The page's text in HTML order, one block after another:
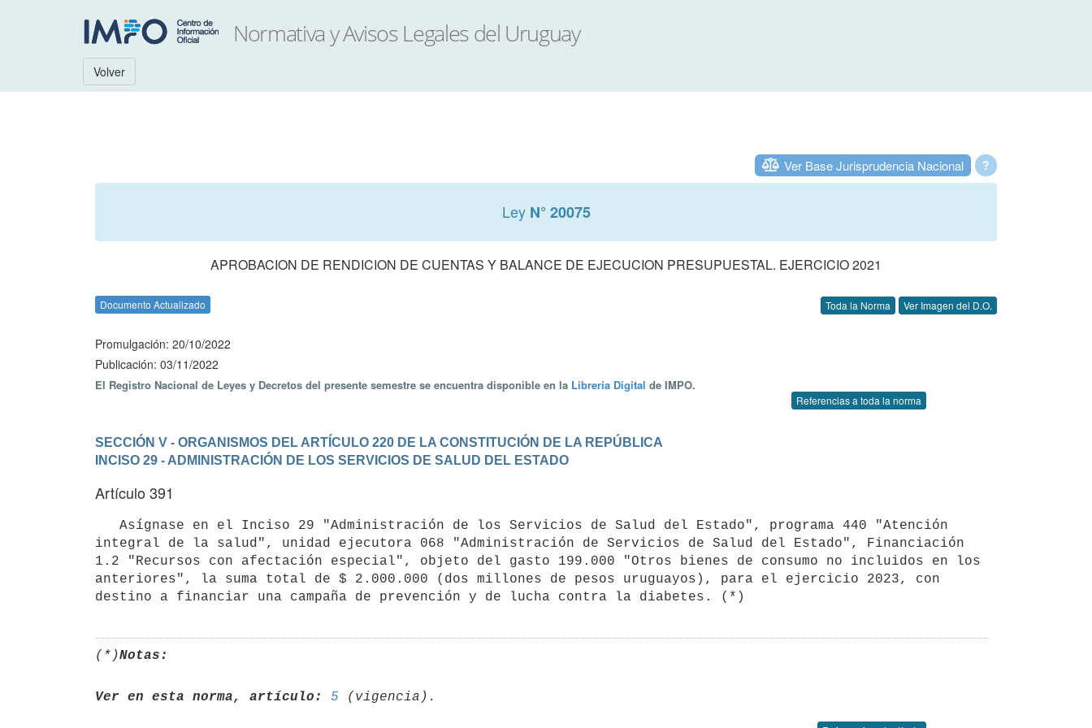
Volver
?
Ver Base Jurisprudencia Nacional
Ley N° 20075
APROBACION DE RENDICION DE CUENTAS Y BALANCE DE EJECUCION PRESUPUESTAL. EJERCICIO 2021
Documento Actualizado Toda la Norma Ver Imagen del D.O.
Promulgación: 20/10/2022
Publicación: 03/11/2022
El Registro Nacional de Leyes y Decretos del presente semestre se encuentra disponible en la Librería Digital de IMPO.
Referencias a toda la norma
SECCIÓN V - ORGANISMOS DEL ARTÍCULO 220 DE LA CONSTITUCIÓN DE LA REPÚBLICA
INCISO 29 - ADMINISTRACIÓN DE LOS SERVICIOS DE SALUD DEL ESTADO
Artículo 391
integral de la salud", unidad ejecutora 068 "Administración de Servicios de Salud del Estado", Financiación
1.2 "Recursos con afectación especial", objeto del gasto 199.000 "Otros bienes de consumo no incluidos en los
anteriores", la suma total de $ 2.000.000 (dos millones de pesos uruguayos), para el ejercicio 2023, con
(*)Notas:
Ver en esta norma, artículo: 5